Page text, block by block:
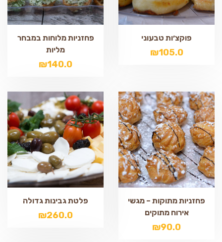
פוקצ׳ות טבעוני
₪105.0
פחזניות מלוחות במבחר
מליות
₪140.0
פחזניות מתוקות – מגשי
אירוח מתוקים
₪90.0
פלטת גבינות גדולה
₪260.0